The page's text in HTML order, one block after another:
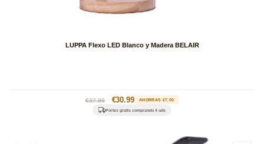
LUPPA Flexo LED Blanco y Madera BELAIR
Precio
habitual
€37.99
Precio
de
€30.99 AHORRAS €7.00
Portes gratis comprando 4 uds